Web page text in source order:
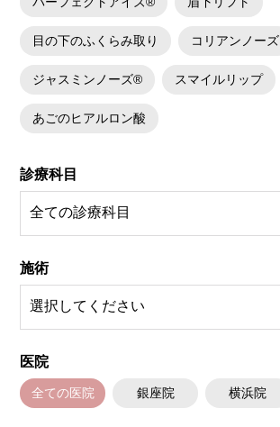
目の下のふくらみ取り コリアンノーズ
ジャスミンノーズ® スマイルリップ
あごのヒアルロン酸
診療科目
施術
医院
全ての医院 銀座院 横浜院